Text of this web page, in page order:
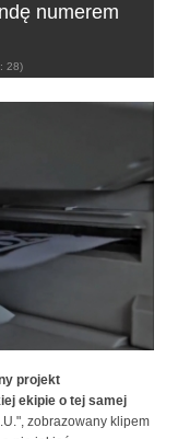
numerem
28)
projekt
ekipie o tej samej
zobrazowany klipem